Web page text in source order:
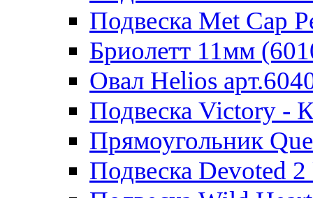
Подвеска Met Cap
Бриолетт 11мм
Овал Helios
Подвеска Victory -
Прямоугольник
Подвеска Devoted